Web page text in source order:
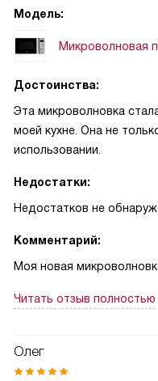
Модель:
Микроволновая
Достоинства:
Эта микроволновка
моей кухне. Она не
использовании.
Недостатки:
Недостатков не
Комментарий:
Моя новая
выполняет все свои
переключатель очень
всегда показывает
Читать отзыв полностью
Олег